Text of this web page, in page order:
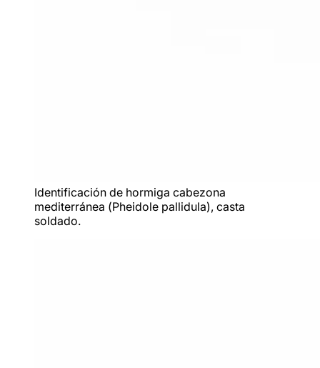
Identificación de hormiga cabezona
mediterránea (Pheidole pallidula), casta
soldado.